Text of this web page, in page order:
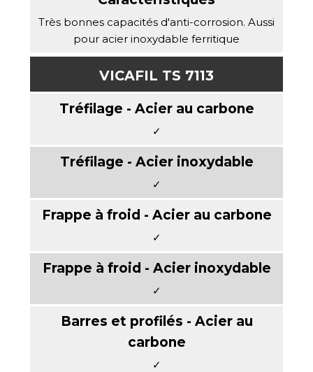
Très bonnes capacités d'anti-corrosion. Aussi
pour acier inoxydable ferritique
VICAFIL TS 7113
✓
✓
✓
✓
✓